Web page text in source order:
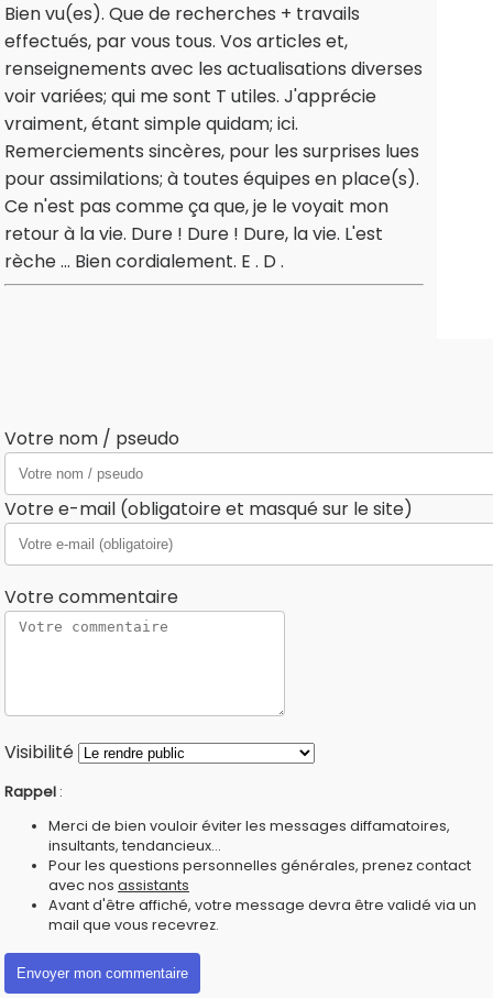
Bien vu(es). Que de recherches + travails
effectués, par vous tous. Vos articles et,
renseignements avec les actualisations diverses
voir variées; qui me sont T utiles. J'apprécie
vraiment, étant simple quidam; ici.
Remerciements sincères, pour les surprises lues
pour assimilations; à toutes équipes en place(s).
Ce n'est pas comme ça que, je le voyait mon
retour à la vie. Dure ! Dure ! Dure, la vie. L'est
rèche ... Bien cordialement. E . D .
Votre nom / pseudo
Votre e-mail (obligatoire et masqué sur le site)
Votre commentaire
Visibilité
Rappel :
Merci de bien vouloir éviter les messages diffamatoires,
insultants, tendancieux...
Pour les questions personnelles générales, prenez contact
avec nos assistants
Avant d'être affiché, votre message devra être validé via un
mail que vous recevrez.